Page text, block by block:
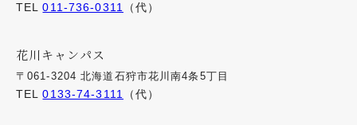
TEL011-736-0311 （代）
花川キャンパス
〒061-3204 北海道石狩市花川南4条5丁目
TEL0133-74-3111 （代）